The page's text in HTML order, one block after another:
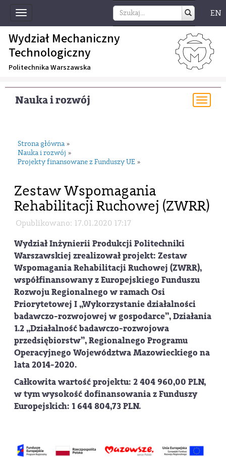
Toggle
navigation
EN
Wydział Mechaniczny
Technologiczny
Politechnika Warszawska
Nauka i rozwój
Strona główna »
Nauka i rozwój »
Projekty finansowane z Funduszy UE »
Zestaw Wspomagania
Rehabilitacji Ruchowej (ZWRR)
Opublikowano: 17.01.2020 17:17
Wydział Inżynierii Produkcji Politechniki
Warszawskiej zrealizował projekt: Zestaw
Wspomagania Rehabilitacji Ruchowej (ZWRR),
współfinansowany z Europejskiego Funduszu
Rozwoju Regionalnego w ramach Osi
Priorytetowej I „Wykorzystanie działalności
badawczo-rozwojowej w gospodarce”, Działania
1.2 „Działalność badawczo-rozwojowa
przedsiębiorstw”, Regionalnego Programu
Operacyjnego Województwa Mazowieckiego na
lata 2014-2020.
Całkowita wartość projektu: 2 404 960,00 PLN,
w tym wysokość dofinansowania z Funduszy
Europejskich: 1 644 804,73 PLN.